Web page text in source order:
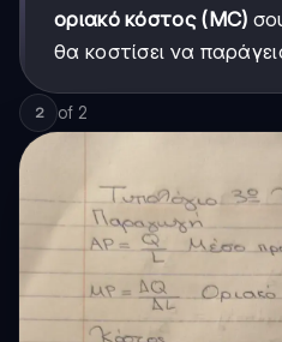
οριακό κόστος (MC)
θα κοστίσει να
2 of 2